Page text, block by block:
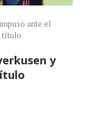
ante el
título
y